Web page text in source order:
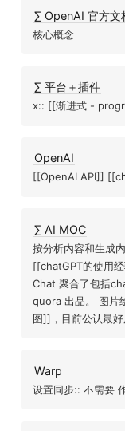
∑ OpenAI 官方文
核心概念
∑ 平台＋插件
x:: [[渐进式 -
OpenAI
[[OpenAI API]]
∑ AI MOC
按分析内容和生成
[[chatGPT的使用
Chat 聚合了包括
quora 出品。 图片
图]]，目前公认最
Warp
设置同步:: 不需要